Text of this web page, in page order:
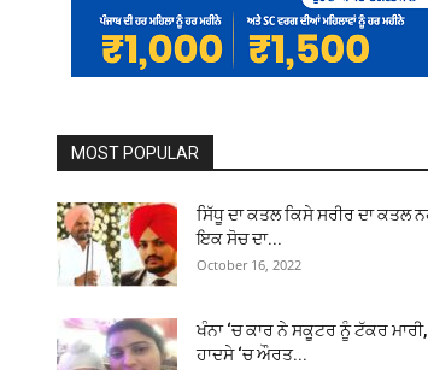
MOST POPULAR
ਸਿੱਧੂ ਦਾ ਕਤਲ ਕਿਸੇ ਸਰੀਰ ਦਾ ਕਤਲ
ਇਕ ਸੋਚ ਦਾ...
October 16, 2022
ਖੰਨਾ ‘ਚ ਕਾਰ ਨੇ ਸਕੂਟਰ ਨੂੰ ਟੱਕਰ ਮਾਰੀ,
ਹਾਦਸੇ ‘ਚ ਔਰਤ...